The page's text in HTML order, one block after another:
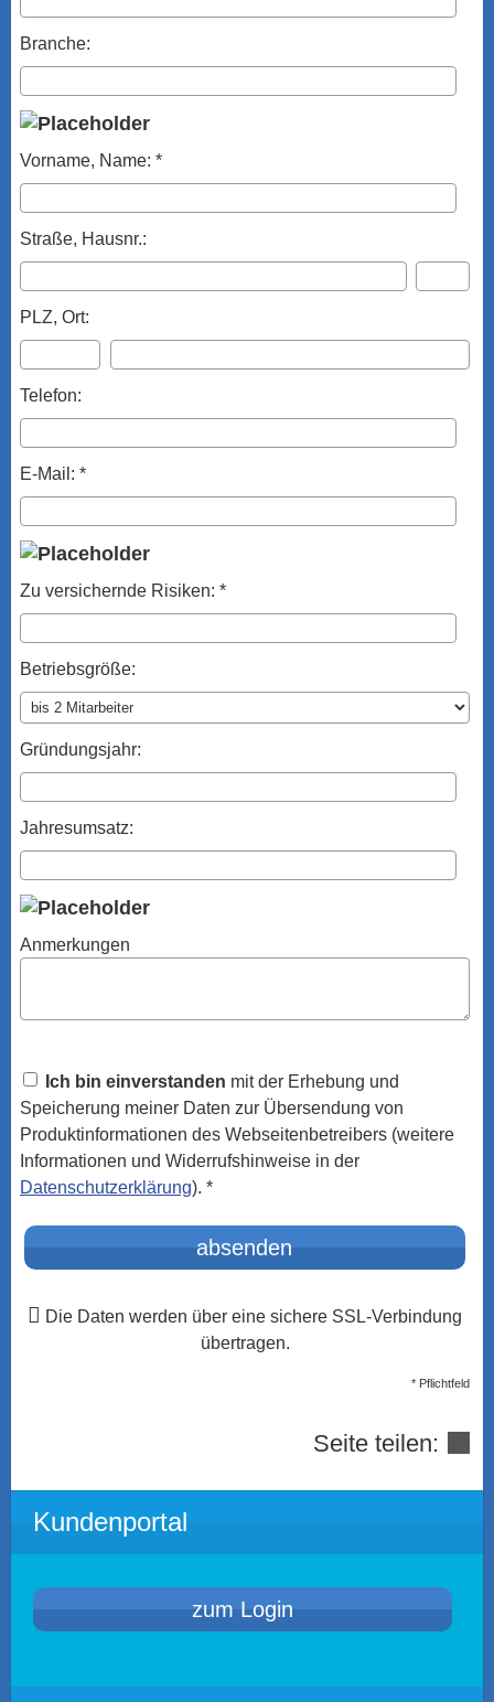
Branche:
Vorname, Name: *
Straße, Hausnr.:
PLZ, Ort:
Telefon:
E-Mail: *
Zu ver­sichernde Risiken: *
Betriebsgröße:
Gründungsjahr:
Jahresumsatz:
Anmerkungen
Ich bin einverstanden mit der Erhebung und
Speicherung meiner Daten zur Übersendung von
Produktinformationen des Webseitenbetreibers (weitere
Informationen und Widerrufshinweise in der
Datenschutzerklärung). *
absenden
Die Daten werden über eine sichere SSL-Verbindung
übertragen.
* Pflichtfeld
Seite teilen:
Kundenportal
zum Login